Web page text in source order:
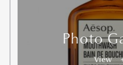
Photo
View